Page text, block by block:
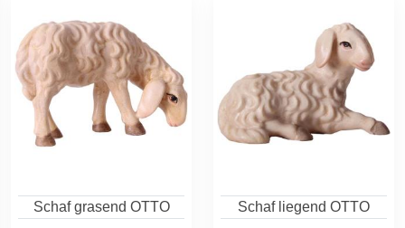
Schaf grasend OTTO
Schaf liegend OTTO